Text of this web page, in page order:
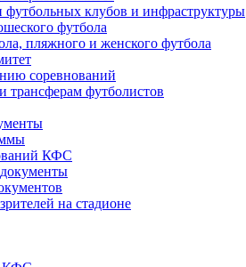
футбольных клубов и инфраструктуры
футбола
пляжного и женского футбола
соревнований
трансферам футболистов
КФС
на стадионе